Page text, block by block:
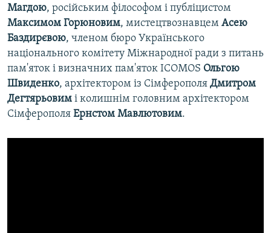
Магдою, російським філософом і публіцистом
Максимом Горюновим, мистецтвознавцем Асею
Баздирєвою, членом бюро Українського
національного комітету Міжнародної ради з питань
пам'яток і визначних пам'яток ICOMOS Ольгою
Швиденко, архітектором із Сімферополя Дмитром
Дегтярьовим і колишнім головним архітектором
Сімферополя Ернстом Мавлютовим.